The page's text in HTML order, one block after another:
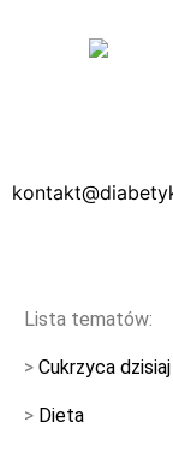
Lista tematów:
> Cukrzyca dzisiaj
> Dieta